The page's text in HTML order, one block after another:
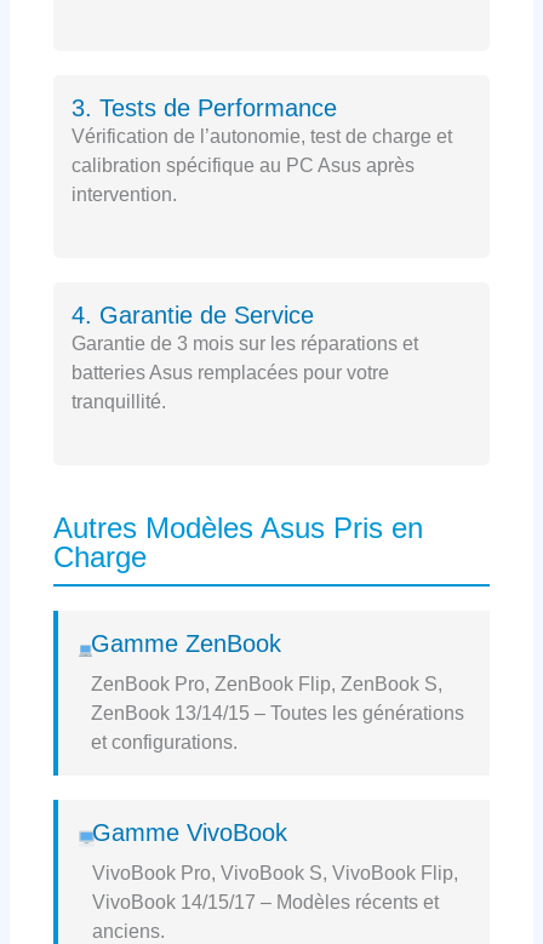
3. Tests de Performance
Vérification de l’autonomie, test de charge et
calibration spécifique au PC Asus après
intervention.
4. Garantie de Service
Garantie de 3 mois sur les réparations et
batteries Asus remplacées pour votre
tranquillité.
Autres Modèles Asus Pris en
Charge
Gamme ZenBook
ZenBook Pro, ZenBook Flip, ZenBook S,
ZenBook 13/14/15 – Toutes les générations
et configurations.
Gamme VivoBook
VivoBook Pro, VivoBook S, VivoBook Flip,
VivoBook 14/15/17 – Modèles récents et
anciens.